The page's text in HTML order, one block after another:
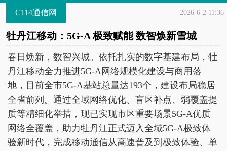
C114通信网 2026-6-2 11:36
牡丹江移动：5G-A 极致赋能 数智焕新雪城
春日焕新，数智兴城。依托扎实的数字基建布局，牡
丹江移动全力推进5G-A网络规模化建设与商用落
地，目前全市5G-A基站总量达193个，建设布局稳居
全省前列。通过全域网络优化、盲区补点、弱覆盖提
质等精细化举措，现已实现市区重要场景5G-A优质
网络全覆盖，助力牡丹江正式迈入全域5G-A极致体
验新时代，完成移动通信从高速普及到极致体验、单